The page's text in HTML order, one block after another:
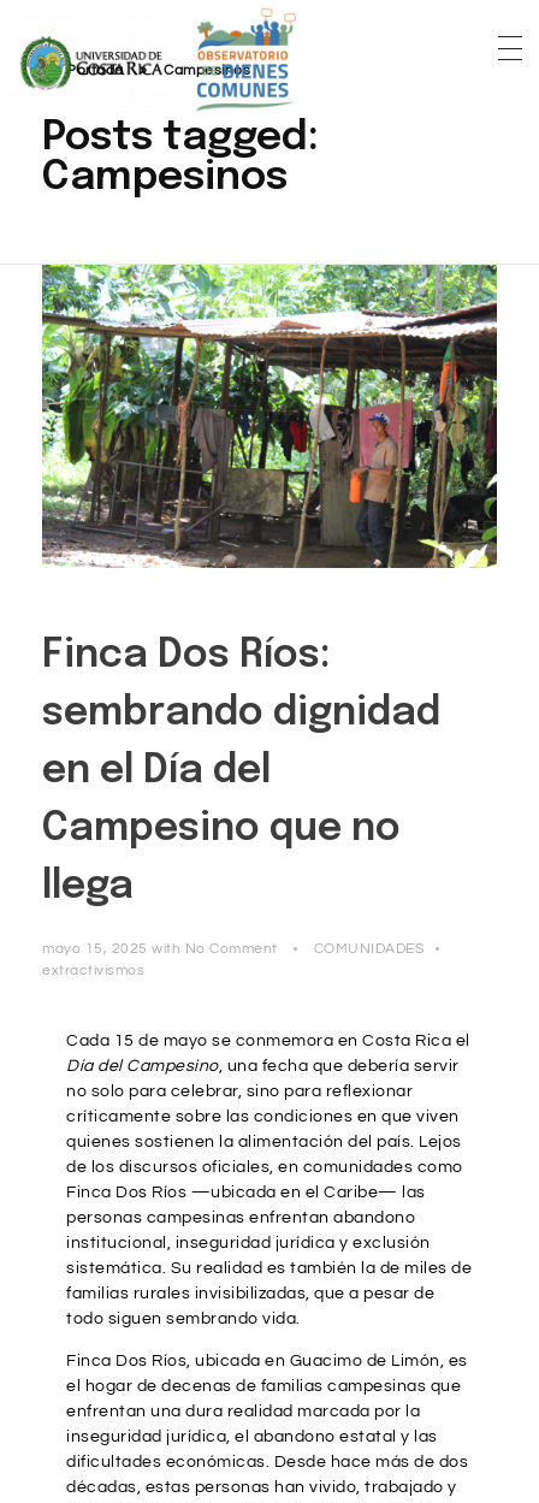
Portada » Campesinos
Posts tagged:
Campesinos
Finca Dos Ríos:
sembrando dignidad
en el Día del
Campesino que no
llega
mayo 15, 2025 with No Comment
COMUNIDADES
extractivismos
Cada 15 de mayo se conmemora en Costa Rica el
Día del Campesino, una fecha que debería servir
no solo para celebrar, sino para reflexionar
críticamente sobre las condiciones en que viven
quienes sostienen la alimentación del país. Lejos
de los discursos oficiales, en comunidades como
Finca Dos Ríos —ubicada en el Caribe— las
personas campesinas enfrentan abandono
institucional, inseguridad jurídica y exclusión
sistemática. Su realidad es también la de miles de
familias rurales invisibilizadas, que a pesar de
todo siguen sembrando vida.
Finca Dos Ríos, ubicada en Guacimo de Limón, es
el hogar de decenas de familias campesinas que
enfrentan una dura realidad marcada por la
inseguridad jurídica, el abandono estatal y las
dificultades económicas. Desde hace más de dos
décadas, estas personas han vivido, trabajado y